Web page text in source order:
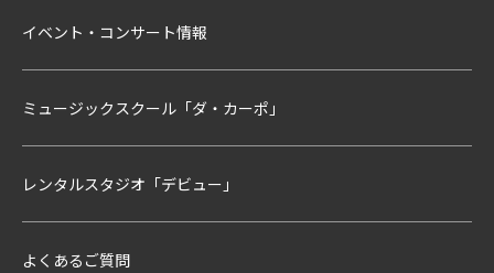
イベント・コンサート情報
ミュージックスクール「ダ・カーポ」
レンタルスタジオ「デビュー」
よくあるご質問